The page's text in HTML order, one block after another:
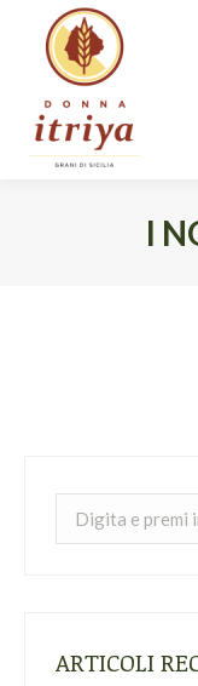
I
ARTICOLI